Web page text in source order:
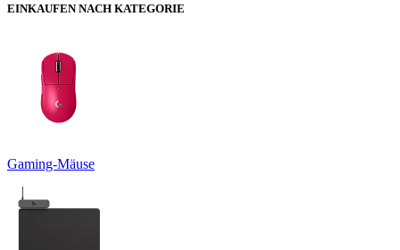
EINKAUFEN NACH KATEGORIE
Gaming-Mäuse